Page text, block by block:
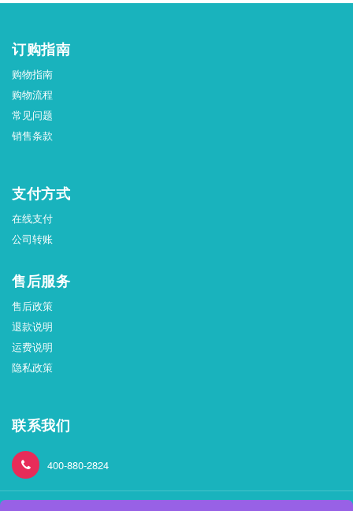
订购指南
购物指南
购物流程
常见问题
销售条款
支付方式
在线支付
公司转账
售后服务
售后政策
退款说明
运费说明
隐私政策
联系我们
400-880-2824